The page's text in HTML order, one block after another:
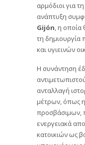
αρμόδιοι για
ανάπτυξη
Gijón, η οποία
τη
και υγιεινών
Η συνάντηση
ανταλλαγή
μέτρων, όπως
προσβάσιμων,
ενεργειακά
κατοικιών ως